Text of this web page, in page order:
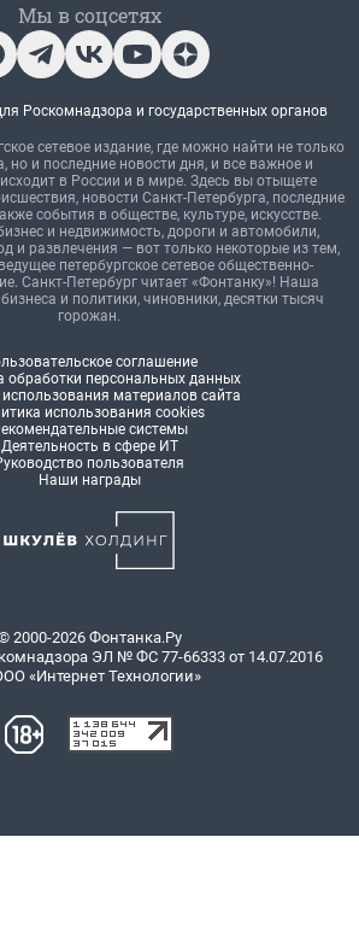
Мы в соцсетях
Роскомнадзора и государственных органов
сетевое издание, где можно найти не только
но и последние новости дня, и все важное и
в России и в мире. Здесь вы отыщете
новости Санкт-Петербурга, последние
события в обществе, культуре, искусстве.
и недвижимость, дороги и автомобили,
и развлечения — вот только некоторые из тем,
петербургское сетевое общественно-
Санкт-Петербург читает «Фонтанку»! Наша
и политики, чиновники, десятки тысяч
горожан.
соглашение
обработки персональных данных
материалов сайта
использования cookies
системы
Деятельность в сфере ИТ
пользователя
Наши награды
2000-2026 Фонтанка.Ру
ЭЛ № ФС 77-66333 от 14.07.2016
«Интернет Технологии»